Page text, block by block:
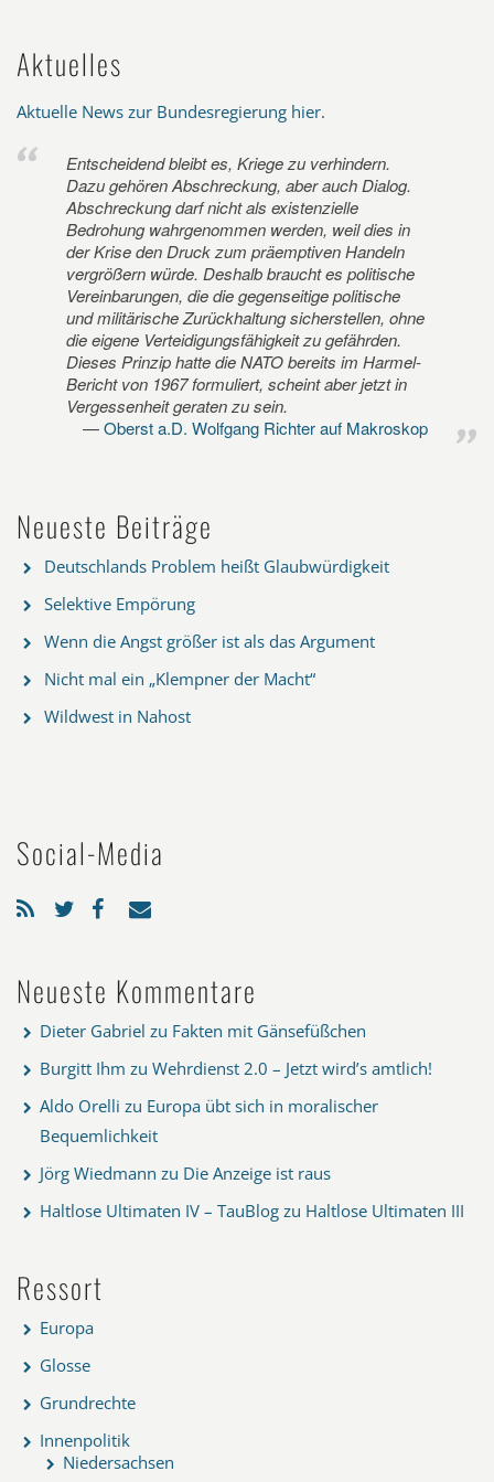
Aktuelles
Aktuelle News zur Bundesregierung hier.
Entscheidend bleibt es, Kriege zu verhindern.
Dazu gehören Abschreckung, aber auch Dialog.
Abschreckung darf nicht als existenzielle
Bedrohung wahrgenommen werden, weil dies in
der Krise den Druck zum präemptiven Handeln
vergrößern würde. Deshalb braucht es politische
Vereinbarungen, die die gegenseitige politische
und militärische Zurückhaltung sicherstellen, ohne
die eigene Verteidigungsfähigkeit zu gefährden.
Dieses Prinzip hatte die NATO bereits im Harmel-
Bericht von 1967 formuliert, scheint aber jetzt in
Vergessenheit geraten zu sein.
Oberst a.D. Wolfgang Richter auf Makroskop
Neueste Beiträge
Deutschlands Problem heißt Glaubwürdigkeit
Selektive Empörung
Wenn die Angst größer ist als das Argument
Nicht mal ein „Klempner der Macht“
Wildwest in Nahost
Social-Media
Neueste Kommentare
Dieter Gabriel zu Fakten mit Gänsefüßchen
Burgitt Ihm zu Wehrdienst 2.0 – Jetzt wird’s amtlich!
Aldo Orelli zu Europa übt sich in moralischer
Bequemlichkeit
Jörg Wiedmann zu Die Anzeige ist raus
Haltlose Ultimaten IV – TauBlog zu Haltlose Ultimaten III
Ressort
Europa
Glosse
Grundrechte
Innenpolitik
Niedersachsen